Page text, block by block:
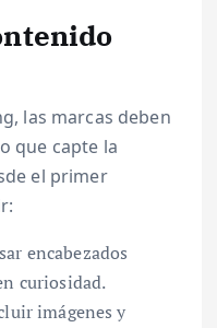
las marcas deben
que capte la
el primer
encabezados
curiosidad.
imágenes y